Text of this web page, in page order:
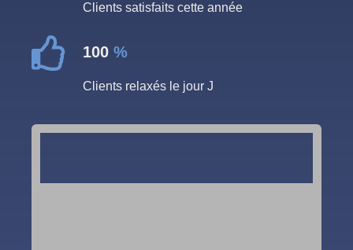
Clients satisfaits cette année
100 %
Clients relaxés le jour J